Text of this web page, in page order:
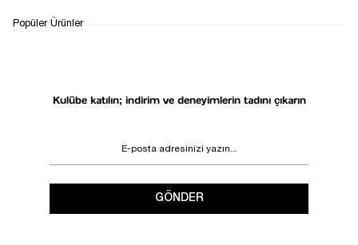
İADE&DEĞİŞİM
Kulübe katılın; indirim ve deneyimlerin tadını çıkarın
GÖNDER
Popüler Ürünler